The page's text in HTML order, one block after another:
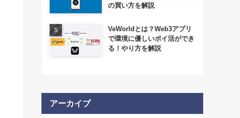
の買い方を解説
VeWorldとは？Web3アプリ
で環境に優しいポイ活ができ
る！やり方を解説
アーカイブ